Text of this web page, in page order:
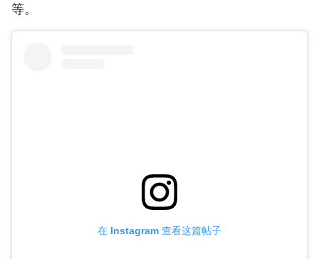
等。
在 Instagram 查看这篇帖子